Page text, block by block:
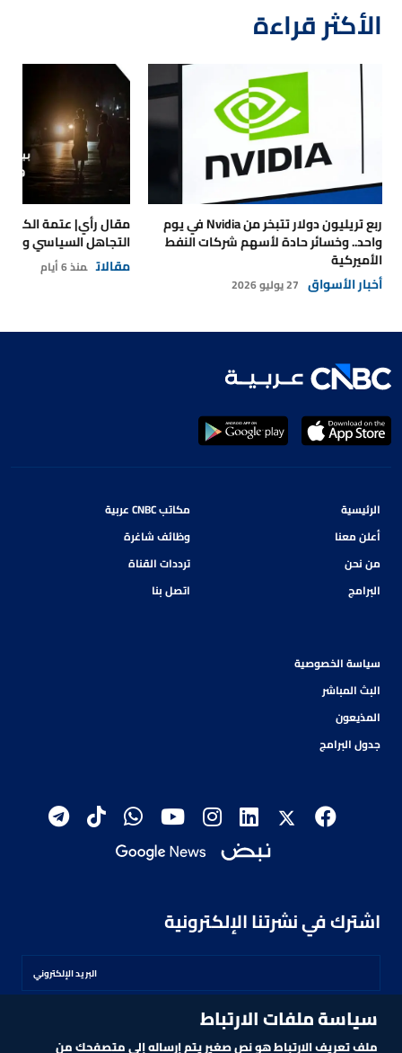
الأكثر قراءة
ربع تريليون دولار تتبخر من Nvidia في يوم
واحد.. وخسائر حادة لأسهم شركات النفط
الأميركية
أخبار الأسواق 27 يوليو 2026
مقال رأي| عتمة
التجاهل السياسي
مقالات منذ 6 أيام
الرئيسية
أعلن معنا
من نحن
البرامج
مكاتب CNBC عربية
وظائف شاغرة
ترددات القناة
اتصل بنا
سياسة الخصوصية
البث المباشر
المذيعون
جدول البرامج
اشترك في نشرتنا الإلكترونية
اشترك
سياسة ملفات الارتباط
ملف تعريف الارتباط هو نص صغير يتم إرساله إلى متصفحك من